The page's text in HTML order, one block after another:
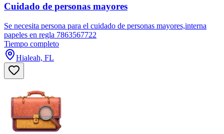
Cuidado de personas mayores
Se necesita persona para el cuidado de personas mayores,interna
papeles en regla 7863567722
Tiempo completo
Hialeah, FL